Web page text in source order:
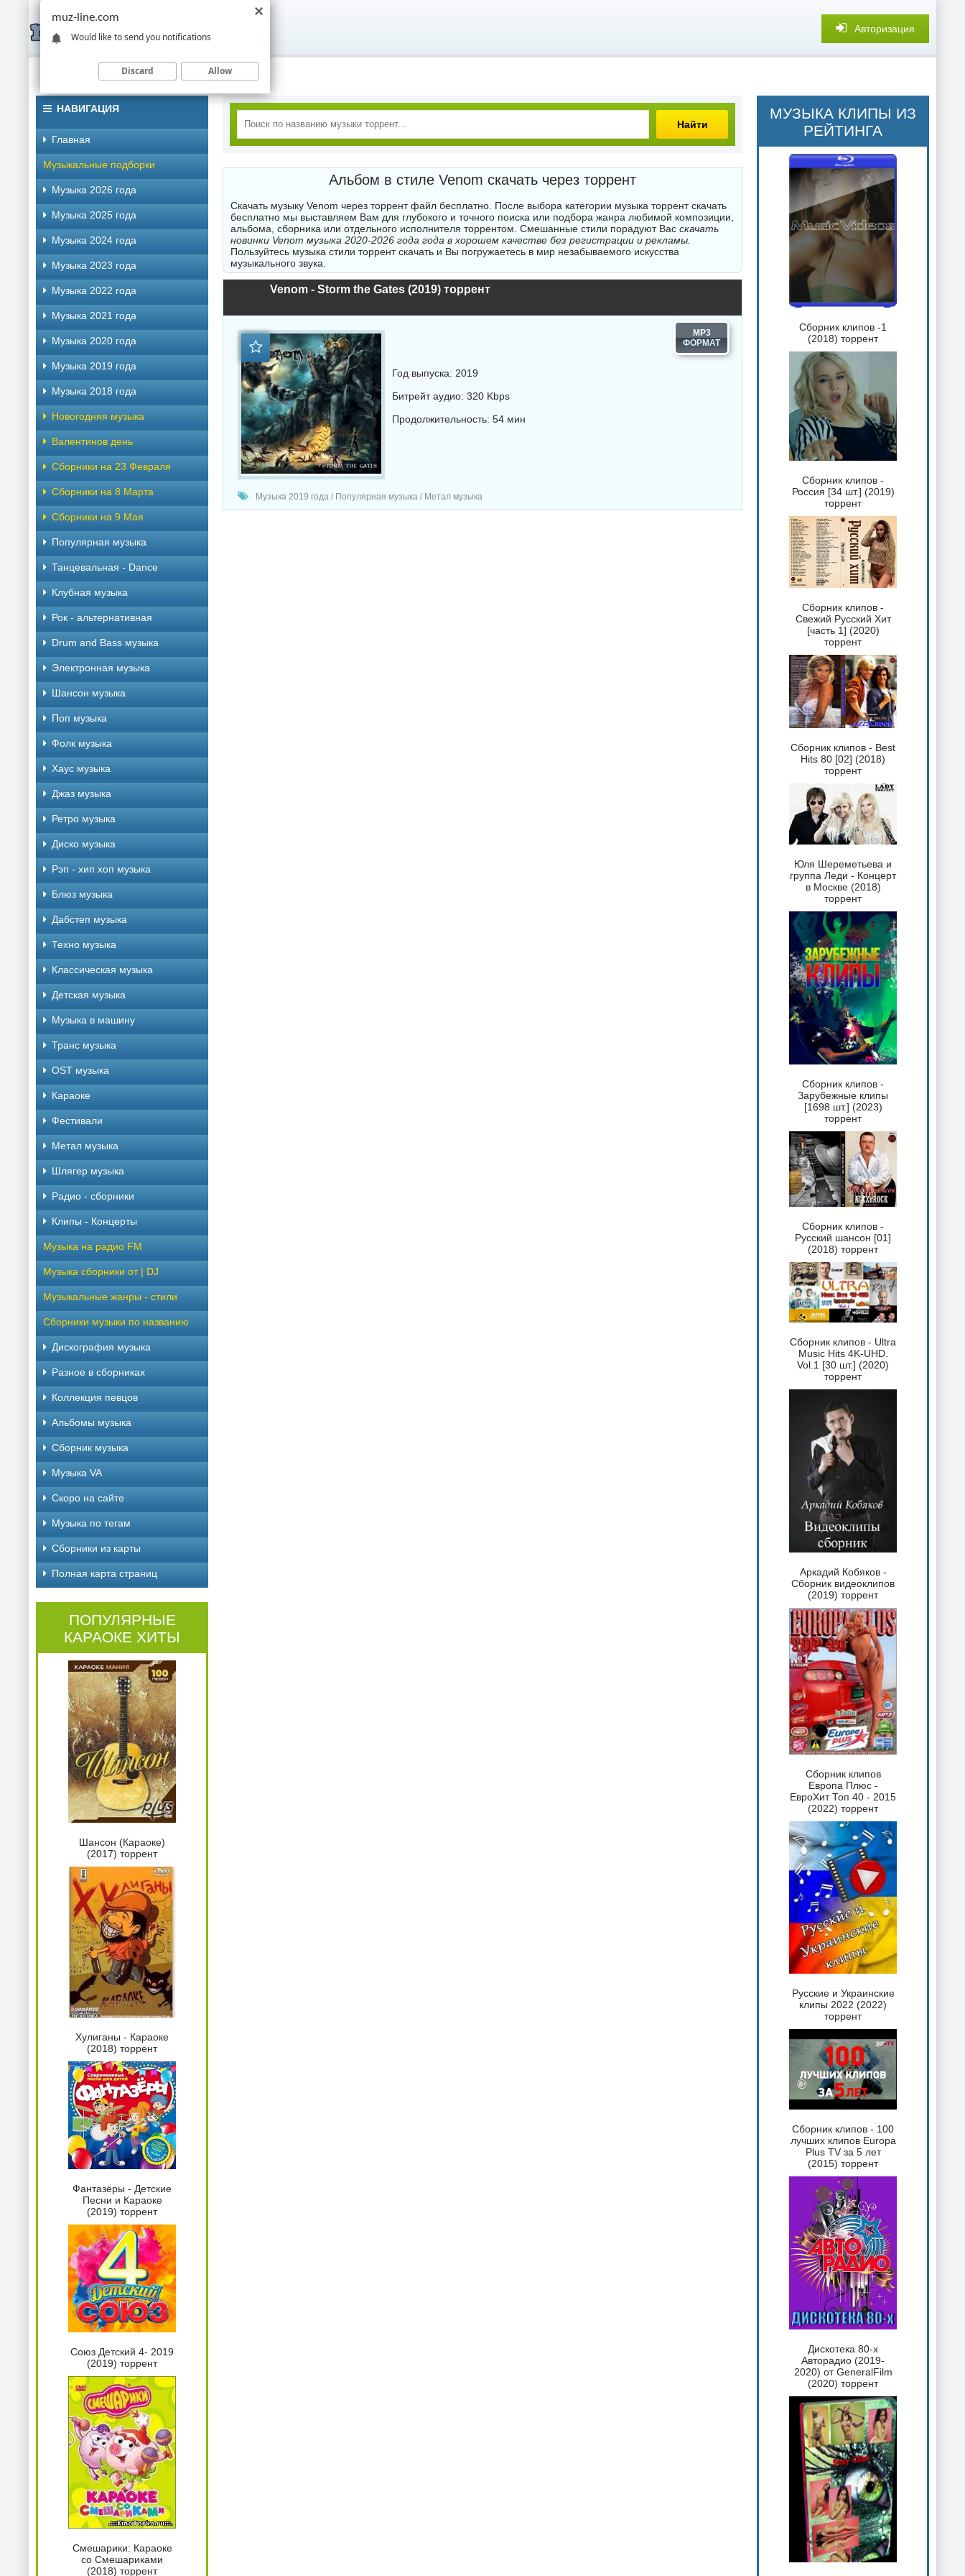
Авторизация
Найти
Альбом в стиле Venom скачать через торрент
Скачать музыку Venom через торрент файл бесплатно. После выбора категории музыка торрент скачать
бесплатно мы выставляем Вам для глубокого и точного поиска или подбора жанра любимой композиции,
альбома, сборника или отдельного исполнителя торрентом. Смешанные стили порадуют Вас скачать
новинки Venom музыка 2020-2026 года года в хорошем качестве без регистрации и рекламы.
Пользуйтесь музыка стили торрент скачать и Вы погружаетесь в мир незабываемого искусства
музыкального звука.
Venom - Storm the Gates (2019) торрент
MP3
Год выпуска: 2019
Битрейт аудио: 320 Kbps
Продолжительность: 54 мин
Музыка 2019 года / Популярная музыка / Метал музыка
НАВИГАЦИЯ
Главная
Музыкальные подборки
Музыка 2026 года
Музыка 2025 года
Музыка 2024 года
Музыка 2023 года
Музыка 2022 года
Музыка 2021 года
Музыка 2020 года
Музыка 2019 года
Музыка 2018 года
Новогодняя музыка
Валентинов день
Сборники на 23 Февраля
Сборники на 8 Марта
Сборники на 9 Мая
Популярная музыка
Танцевальная - Dance
Клубная музыка
Рок - альтернативная
Drum and Bass музыка
Электронная музыка
Шансон музыка
Поп музыка
Фолк музыка
Хаус музыка
Джаз музыка
Ретро музыка
Диско музыка
Рэп - хип хоп музыка
Блюз музыка
Дабстеп музыка
Техно музыка
Классическая музыка
Детская музыка
Музыка в машину
Транс музыка
OST музыка
Караоке
Фестивали
Метал музыка
Шлягер музыка
Радио - сборники
Клипы - Концерты
Музыка на радио FM
Музыка сборники от | DJ
Музыкальные жанры - стили
Сборники музыки по названию
Дискография музыка
Разное в сборниках
Коллекция певцов
Альбомы музыка
Сборник музыка
Музыка VA
Скоро на сайте
Музыка по тегам
Cборники из карты
Полная карта страниц
ПОПУЛЯРНЫЕ
КАРАОКЕ ХИТЫ
Шансон (Караоке)
(2017) торрент
Хулиганы - Караоке
(2018) торрент
Фантазёры - Детские
Песни и Караоке
(2019) торрент
Союз Детский 4- 2019
(2019) торрент
Смешарики: Караоке
со Смешариками
(2018) торрент
МУЗЫКА КЛИПЫ ИЗ
РЕЙТИНГА
Сборник клипов -1
(2018) торрент
Сборник клипов -
Россия [34 шт.] (2019)
торрент
Сборник клипов -
Свежий Русский Хит
[часть 1] (2020)
торрент
Сборник клипов - Best
Hits 80 [02] (2018)
торрент
Юля Шереметьева и
группа Леди - Концерт
в Москве (2018)
торрент
Сборник клипов -
Зарубежные клипы
[1698 шт.] (2023)
торрент
Сборник клипов -
Русский шансон [01]
(2018) торрент
Сборник клипов - Ultra
Music Hits 4K-UHD.
Vol.1 [30 шт.] (2020)
торрент
Аркадий Кобяков -
Сборник видеоклипов
(2019) торрент
Сборник клипов
Европа Плюс -
ЕвроХит Топ 40 - 2015
(2022) торрент
Русские и Украинские
клипы 2022 (2022)
торрент
Сборник клипов - 100
лучших клипов Europa
Plus TV за 5 лет
(2015) торрент
Дискотека 80-х
Авторадио (2019-
2020) от GeneralFilm
(2020) торрент
muz-line.com
Would like to send you notifications
Discard Allow